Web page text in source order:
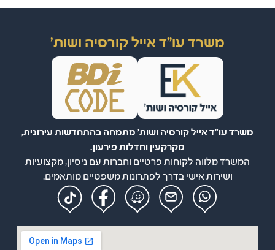
משרד עו"ד אייל קורסיה ושות'
משרד עו"ד אייל קורסיה ושות' מתמחה בהתחדשות עירונית,
מקרקעין וחדלות פירעון.
המשרד מלווה לקוחות פרטיים וחברות עם ניסיון, מקצועיות
ושירות אישי בדרך לפתרונות משפטיים מותאמים.